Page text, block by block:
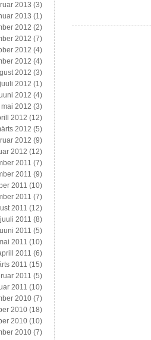
2013 (3)
2013 (1)
2012 (2)
2012 (7)
2012 (4)
2012 (4)
2012 (3)
juuli 2012 (1)
2012 (4)
mai 2012 (3)
2012 (12)
2012 (5)
2012 (9)
2012 (12)
2011 (7)
2011 (9)
2011 (10)
2011 (7)
2011 (12)
juuli 2011 (8)
2011 (5)
2011 (10)
2011 (6)
2011 (15)
2011 (5)
2011 (10)
2010 (7)
2010 (18)
2010 (10)
2010 (7)